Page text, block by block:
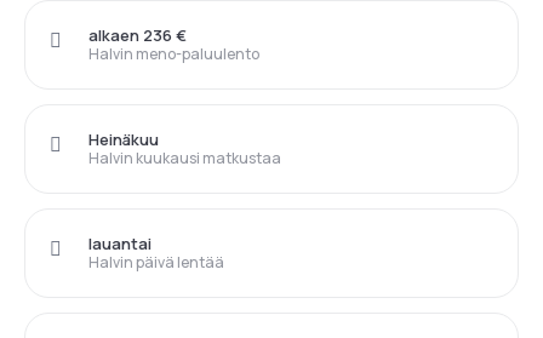
Halvin meno-paluulento
alkaen 236 €
Halvin kuukausi matkustaa
Heinäkuu
Halvin päivä lentää
lauantai